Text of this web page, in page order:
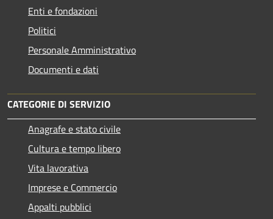
Enti e fondazioni
Politici
Personale Amministrativo
Documenti e dati
CATEGORIE DI SERVIZIO
Anagrafe e stato civile
Cultura e tempo libero
Vita lavorativa
Imprese e Commercio
Appalti pubblici